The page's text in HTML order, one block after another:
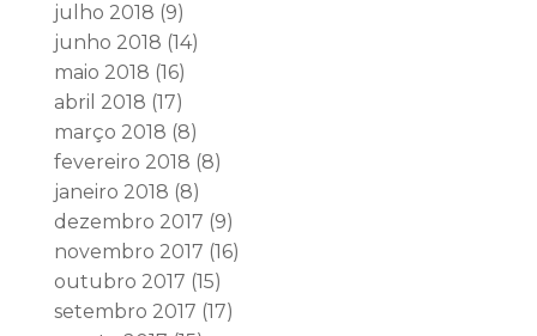
julho 2018 (9)
junho 2018 (14)
maio 2018 (16)
abril 2018 (17)
março 2018 (8)
fevereiro 2018 (8)
janeiro 2018 (8)
dezembro 2017 (9)
novembro 2017 (16)
outubro 2017 (15)
setembro 2017 (17)